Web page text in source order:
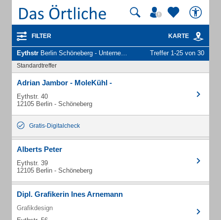
FILTER KARTE
Eythstr Berlin Schöneberg - Unternehmen und Personen Treffer 1-25 von 30
Standardtreffer
Adrian Jambor - MoleKühl -
Eythstr. 40
12105 Berlin - Schöneberg
Gratis-Digitalcheck
Alberts Peter
Eythstr. 39
12105 Berlin - Schöneberg
Dipl. Grafikerin Ines Arnemann
Grafikdesign